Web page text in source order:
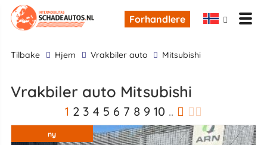
Forhandlere
tilbake Hjem Vrakbiler auto Mitsubishi
Vrakbiler auto Mitsubishi
1 2 3 4 5 6 7 8 9 10 ..
ny